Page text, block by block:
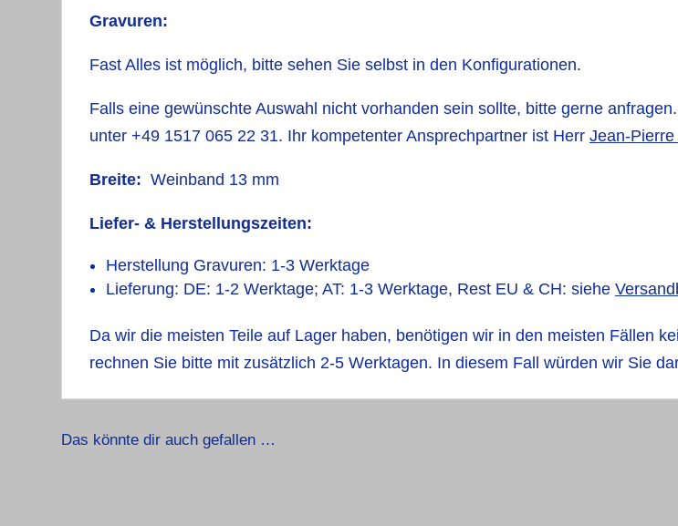
Gravuren:
Fast Alles ist möglich, bitte sehen Sie selbst in den Konfigurationen.
Falls eine gewünschte Auswahl nicht vorhanden sein sollte, bitte gerne
unter +49 1517 065 22 31. Ihr kompetenter Ansprechpartner ist Herr Jean-
Breite: Weinband 13 mm
Liefer- & Herstellungszeiten:
Herstellung Gravuren: 1-3 Werktage
Lieferung: DE: 1-2 Werktage; AT: 1-3 Werktage, Rest EU & CH: siehe
Da wir die meisten Teile auf Lager haben, benötigen wir in den meisten Fällen
rechnen Sie bitte mit zusätzlich 2-5 Werktagen. In diesem Fall würden wir Sie
Das könnte dir auch gefallen …